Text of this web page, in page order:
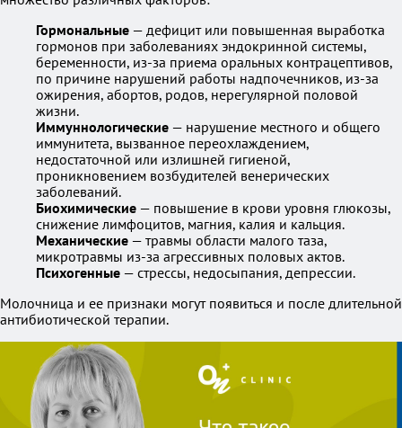
Гормональные — дефицит или повышенная выработка
гормонов при заболеваниях эндокринной системы,
беременности, из-за приема оральных контрацептивов,
по причине нарушений работы надпочечников, из-за
ожирения, абортов, родов, нерегулярной половой
жизни.
Иммуннологические — нарушение местного и общего
иммунитета, вызванное переохлаждением,
недостаточной или излишней гигиеной,
проникновением возбудителей венерических
заболеваний.
Биохимические — повышение в крови уровня глюкозы,
снижение лимфоцитов, магния, калия и кальция.
Механические — травмы области малого таза,
микротравмы из-за агрессивных половых актов.
Психогенные — стрессы, недосыпания, депрессии.
Молочница и ее признаки могут появиться и после длительной
антибиотической терапии.